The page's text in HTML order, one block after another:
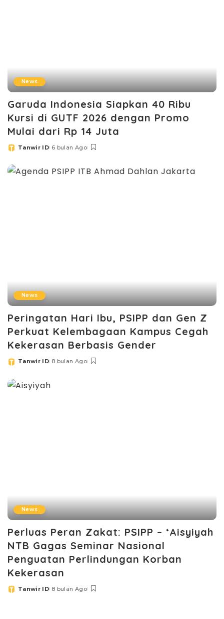
News
Garuda Indonesia Siapkan 40 Ribu
Kursi di GUTF 2026 dengan Promo
Mulai dari Rp 14 Juta
Posted
Tanwir ID 6 bulan Ago
News
Peringatan Hari Ibu, PSIPP dan Gen Z
Perkuat Kelembagaan Kampus Cegah
Kekerasan Berbasis Gender
Posted
Tanwir ID 8 bulan Ago
News
Perluas Peran Zakat: PSIPP – ‘Aisyiyah
NTB Gagas Seminar Nasional
Penguatan Perlindungan Korban
Kekerasan
Posted
Tanwir ID 8 bulan Ago